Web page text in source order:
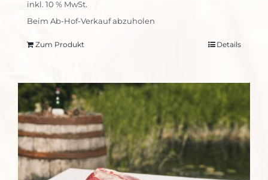
inkl. 10 % MwSt.
Beim Ab-Hof-Verkauf abzuholen
Zum Produkt Details